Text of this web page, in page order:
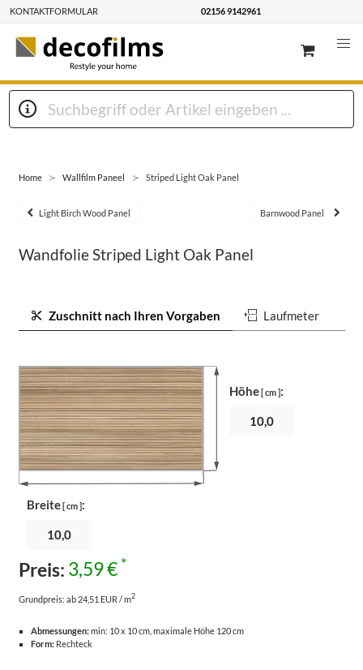
KONTAKTFORMULAR 02156 9142961
Home Wallfilm Paneel Striped Light Oak Panel
Light Birch Wood Panel Barnwood Panel
Wandfolie Striped Light Oak Panel
Zuschnitt nach Ihren Vorgaben Laufmeter
Breite[ cm ]:
Höhe[ cm ]:
Preis: 3,59 € *
Grundpreis: ab 24,51 EUR / m2
Abmessungen:min: 10 x 10 cm, maximale Höhe 120 cm
Form:Rechteck